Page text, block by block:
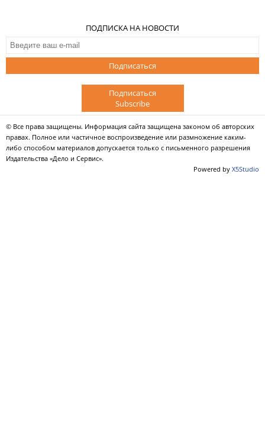
ПОДПИСКА НА НОВОСТИ
Подписаться
Подписаться
Subscribe
© Все права защищены. Информация сайта защищена законом об авторских
правах. Полное или частичное воспроизведение или размножение каким-
либо способом материалов допускается только с письменного разрешения
Издательства «Дело и Сервис».
Powered by X5Studio